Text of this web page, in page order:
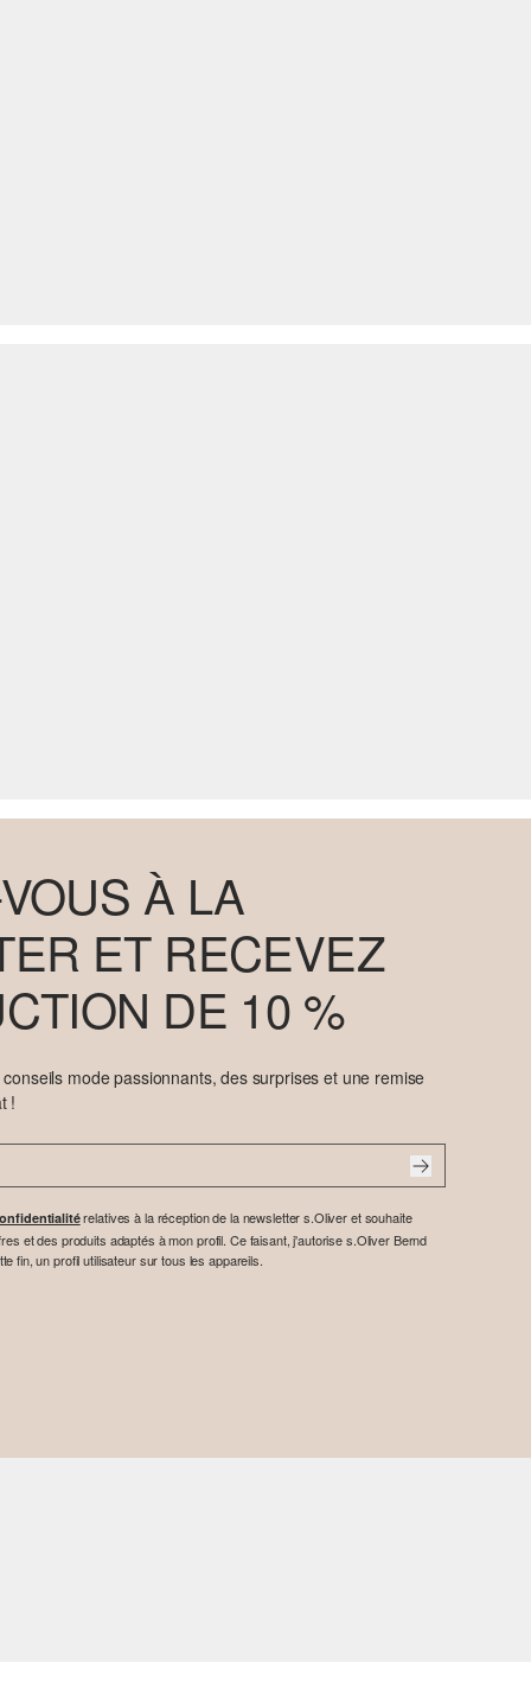
À LA
ET RECEVEZ
DE 10 %
mode passionnants, des surprises et une remise
!
relatives à la réception de la newsletter s.Oliver et souhaite
et des produits adaptés à mon profil. Ce faisant, j'autorise s.Oliver Bernd
fin, un profil utilisateur sur tous les appareils.